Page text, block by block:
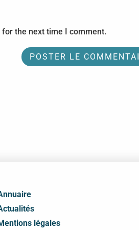
the next time I comment.
légales